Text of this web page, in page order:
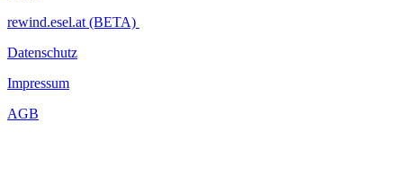
rewind.esel.at (BETA)
Datenschutz
Impressum
AGB